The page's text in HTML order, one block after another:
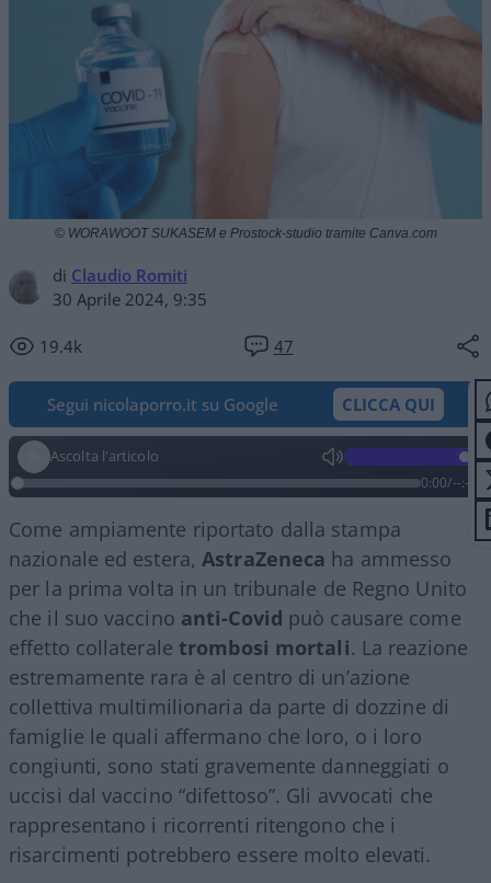
di Claudio Romiti
30 Aprile 2024, 9:35
19.4k 47
© WORAWOOT SUKASEM e Prostock-studio tramite Canva.com
Segui nicolaporro.it su Google CLICCA QUI
Ascolta l'articolo
0:00/--:--
Come ampiamente riportato dalla stampa
nazionale ed estera,AstraZeneca ha ammesso
per la prima volta in un tribunale de Regno Unito
che il suo vaccino anti-Covid può causare come
effetto collaterale trombosi mortali. La reazione
estremamente rara è al centro di un’azione
collettiva multimilionaria da parte di dozzine di
famiglie le quali affermano che loro, o i loro
congiunti, sono stati gravemente danneggiati o
uccisi dal vaccino “difettoso”. Gli avvocati che
rappresentano i ricorrenti ritengono che i
risarcimenti potrebbero essere molto elevati.